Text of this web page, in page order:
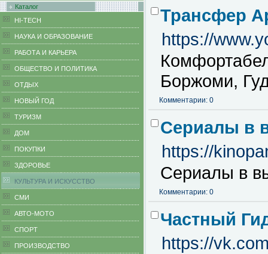
Каталог
HI-TECH
НАУКА И ОБРАЗОВАНИЕ
РАБОТА И КАРЬЕРА
ОБЩЕСТВО И ПОЛИТИКА
ОТДЫХ
НОВЫЙ ГОД
ТУРИЗМ
ДОМ
ПОКУПКИ
ЗДОРОВЬЕ
КУЛЬТУРА И ИСКУССТВО
СМИ
АВТО-МОТО
СПОРТ
ПРОИЗВОДСТВО
Трансфер
https://
Боржоми,
Комментарии: 0
Сериалы в
https://
Сериалы в
Комментарии: 0
Частный
https://